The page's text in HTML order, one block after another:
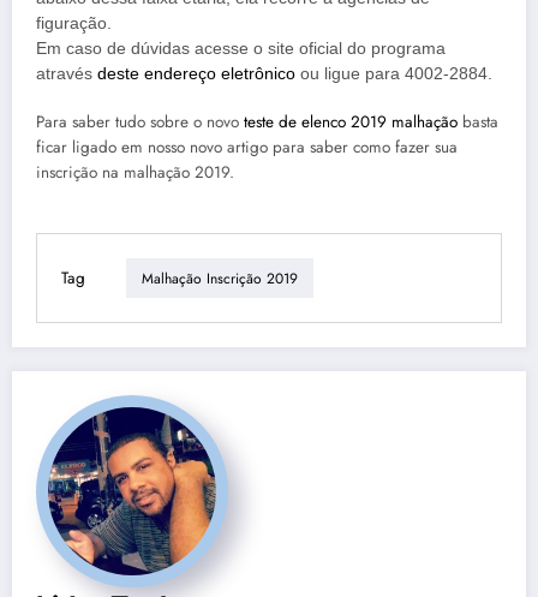
figuração.
Em caso de dúvidas acesse o site oficial do programa
através deste endereço eletrônico ou ligue para 4002-2884.
Para saber tudo sobre o novo teste de elenco 2019 malhação basta
ficar ligado em nosso novo artigo para saber como fazer sua
inscrição na malhação 2019.
Tag Malhação Inscrição 2019